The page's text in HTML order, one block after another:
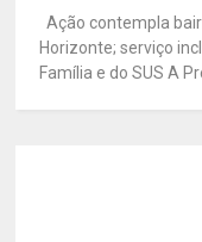
Ação contempla
Horizonte; serviço
Família e do SUS A